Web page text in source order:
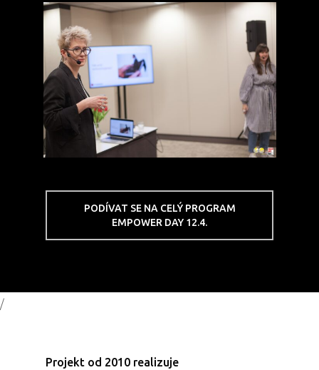
PODÍVAT SE NA CELÝ PROGRAM
EMPOWER DAY 12.4.
/
Projekt od 2010 realizuje